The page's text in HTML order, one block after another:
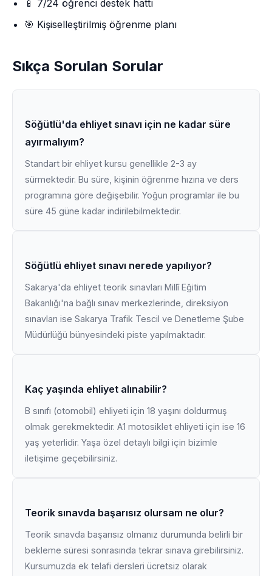
📱 7/24 öğrenci destek hattı
🎯 Kişiselleştirilmiş öğrenme planı
Sıkça Sorulan Sorular
Söğütlü'da ehliyet sınavı için ne kadar süre
ayırmalıyım?
Standart bir ehliyet kursu genellikle 2-3 ay
sürmektedir. Bu süre, kişinin öğrenme hızına ve ders
programına göre değişebilir. Yoğun programlar ile bu
süre 45 güne kadar indirilebilmektedir.
Söğütlü ehliyet sınavı nerede yapılıyor?
Sakarya'da ehliyet teorik sınavları Millî Eğitim
Bakanlığı'na bağlı sınav merkezlerinde, direksiyon
sınavları ise Sakarya Trafik Tescil ve Denetleme Şube
Müdürlüğü bünyesindeki piste yapılmaktadır.
Kaç yaşında ehliyet alınabilir?
B sınıfı (otomobil) ehliyeti için 18 yaşını doldurmuş
olmak gerekmektedir. A1 motosiklet ehliyeti için ise 16
yaş yeterlidir. Yaşa özel detaylı bilgi için bizimle
iletişime geçebilirsiniz.
Teorik sınavda başarısız olursam ne olur?
Teorik sınavda başarısız olmanız durumunda belirli bir
bekleme süresi sonrasında tekrar sınava girebilirsiniz.
Kursumuzda ek telafi dersleri ücretsiz olarak